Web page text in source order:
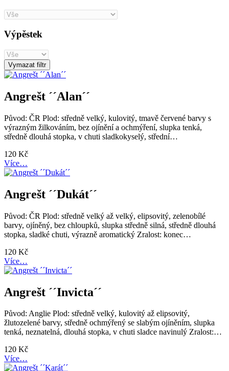
Výpěstek
Vymazat filtr
Angrešt ´´Alan´´
Původ: ČR Plod: středně velký, kulovitý, tmavě červené barvy s
výrazným žilkováním, bez ojínění a ochmýření, slupka tenká,
středně dlouhá stopka, v chuti sladkokyselý, střední…
120 Kč
Více…
Angrešt ´´Dukát´´
Původ: ČR Plod: středně velký až velký, elipsovitý, zelenobílé
barvy, ojíněný, bez chloupků, slupka středně silná, středně dlouhá
stopka, sladké chuti, výrazně aromatický Zralost: konec…
120 Kč
Více…
Angrešt ´´Invicta´´
Původ: Anglie Plod: středně velký, kulovitý až elipsovitý,
žlutozelené barvy, středně ochmýřený se slabým ojíněním, slupka
tenká, neznatelná, dlouhá stopka, v chuti sladce navinulý Zralost:…
120 Kč
Více…